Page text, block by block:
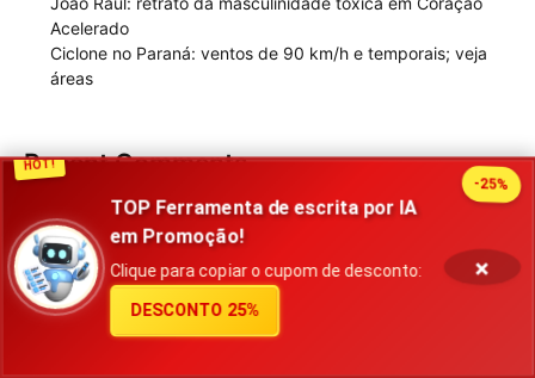
HOT!
TOP Ferramenta de escrita por IA
em Promoção!
Clique para copiar o cupom de desconto:
DESCONTO 25%
-25%
×
Acelerado
Ciclone no Paraná: ventos de 90 km/h e temporais; veja
áreas
Recent Comments
gratis binance-konto emPaixão Corinthiana: A História de
Amor em 100…
创建个人账户emPaixão Corinthiana: A História de Amor em
100…